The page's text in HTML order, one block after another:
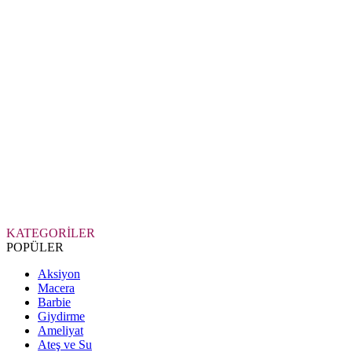
KATEGORİLER
POPÜLER
Aksiyon
Macera
Barbie
Giydirme
Ameliyat
Ateş ve Su